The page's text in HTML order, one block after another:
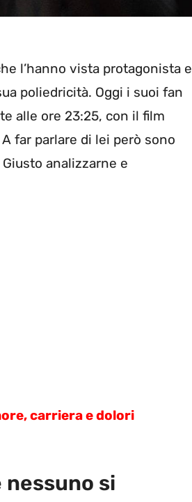
l’hanno vista protagonista e
poliedricità. Oggi i suoi fan
alle ore 23:25, con il film
far parlare di lei però sono
analizzarne e
carriera e dolori
si